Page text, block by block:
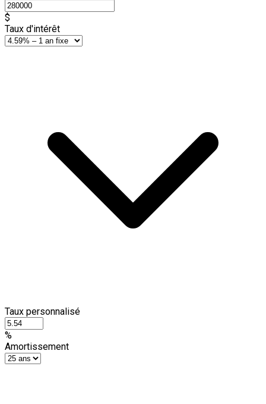
$
Taux d'intérêt
Taux personnalisé
%
Amortissement